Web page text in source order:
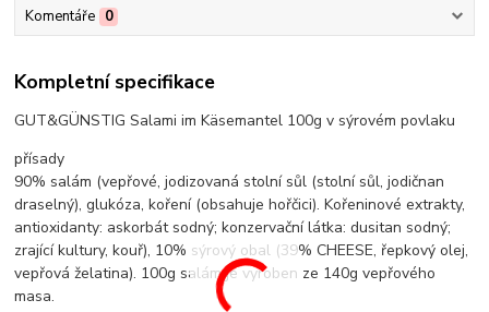
Komentáře 0
Kompletní specifikace
GUT&GÜNSTIG Salami im Käsemantel 100g v sýrovém povlaku
přísady
90% salám (vepřové, jodizovaná stolní sůl (stolní sůl, jodičnan
draselný), glukóza, koření (obsahuje hořčici). Kořeninové extrakty,
antioxidanty: askorbát sodný; konzervační látka: dusitan sodný;
zrající kultury, kouř), 10% sýrový obal (39% CHEESE, řepkový olej,
vepřová želatina). 100g salám je vyroben ze 140g vepřového
masa.